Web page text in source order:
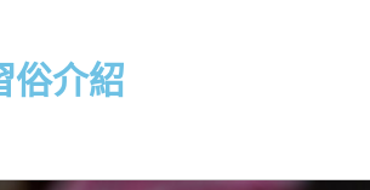
俗介紹